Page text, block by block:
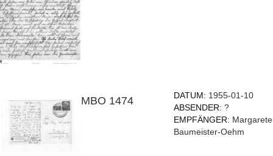
MBO 1474 DATUM: 1955-01-10
ABSENDER:?
EMPFÄNGER: Margarete
Baumeister-Oehm